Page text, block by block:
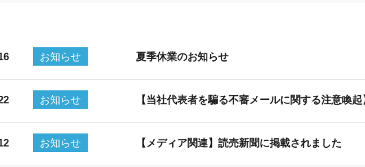
お知らせ 夏季休業のお知らせ
お知らせ 【当社代表者を騙る不審メールに関する注意喚起
お知らせ 【メディア関連】読売新聞に掲載されました